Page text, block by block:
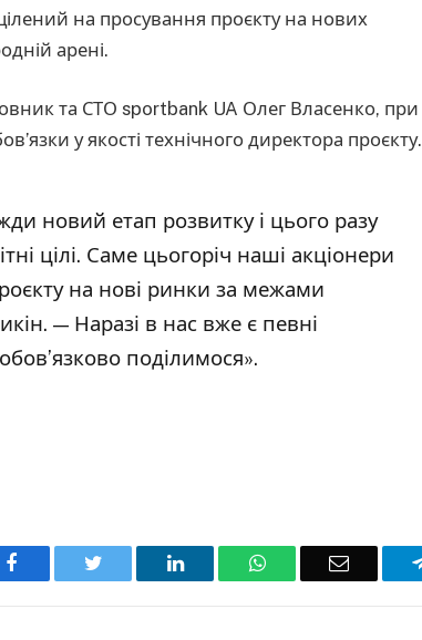
на просування проєкту на нових
арені.
та СТО sportbank UA Олег Власенко, при
у якості технічного директора проєкту.
новий етап розвитку і цього разу
цілі. Саме цьогоріч наші акціонери
на нові ринки за межами
— Наразі в нас вже є певні
поділимося».
Facebook Twitter LinkedIn WhatsAppEmail